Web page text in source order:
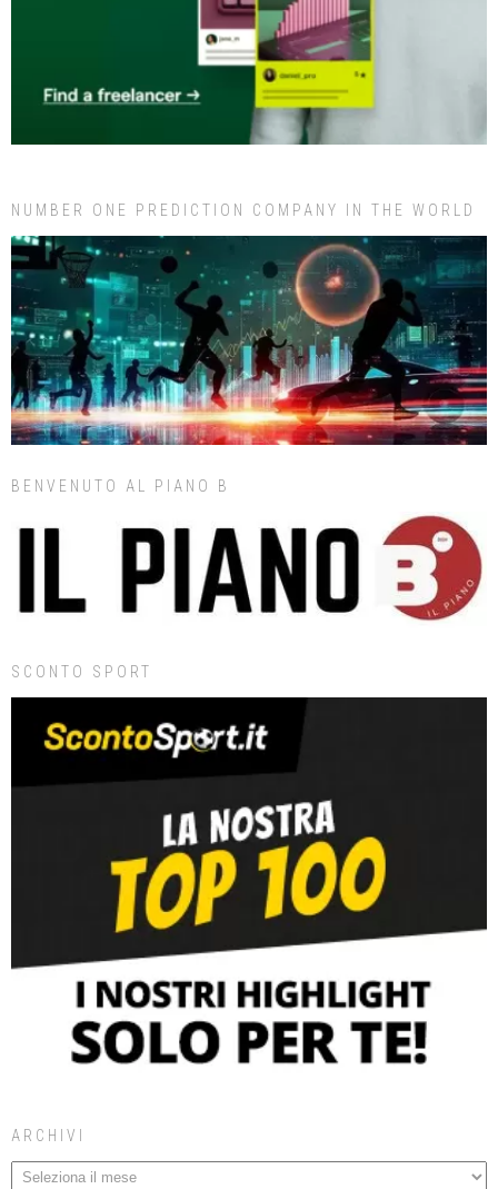
NUMBER ONE PREDICTION COMPANY IN THE WORLD
BENVENUTO AL PIANO B
SCONTO SPORT
ARCHIVI